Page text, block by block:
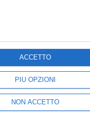
PIÙ OPZIONI
NON ACCETTO
ACCETTO